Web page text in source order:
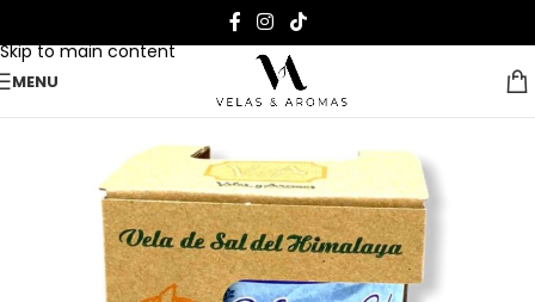
Skip to main content
MENU